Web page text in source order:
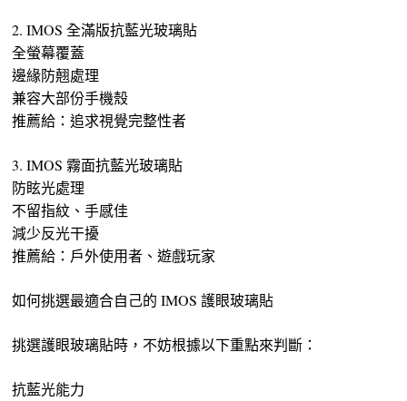
2. IMOS 全滿版抗藍光玻璃貼
全螢幕覆蓋
邊緣防翹處理
兼容大部份手機殼
推薦給：追求視覺完整性者
3. IMOS 霧面抗藍光玻璃貼
防眩光處理
不留指紋、手感佳
減少反光干擾
推薦給：戶外使用者、遊戲玩家
如何挑選最適合自己的 IMOS 護眼玻璃貼
挑選護眼玻璃貼時，不妨根據以下重點來判斷：
抗藍光能力